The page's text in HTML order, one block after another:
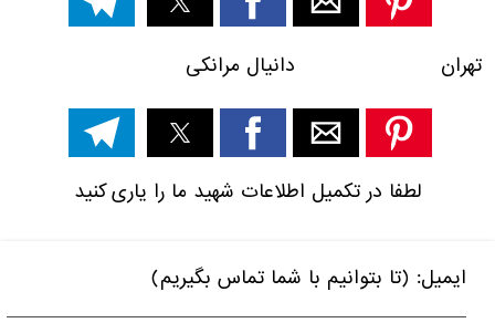
تهران دانیال مرانکی
لطفا در تکمیل اطلاعات شهید ما را یاری کنید
ایمیل: (تا بتوانیم با شما تماس بگیریم)